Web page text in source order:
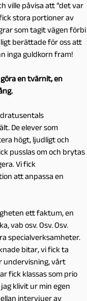
ville påvisa att ”det var
stora portioner av
som tagit vägen förbi
berättade för oss att
inga guldkorn fram!
en tvärnit, en
De elever som
högt, ljudligt och
pusslas om och brytas
Vi fick
att anpassa en
ett faktum, en
vab osv. Osv. Osv.
specialverksamheter.
bitar, vi fick ta
undervisning, vårt
fick klassas som prio
klivit ur min egen
intervjuer av